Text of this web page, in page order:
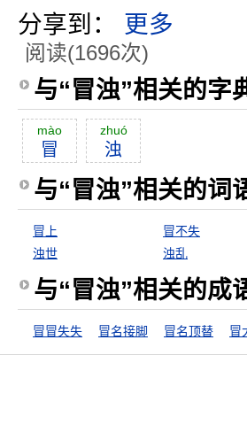
分享到： 更多
阅读(1696次)
与“冒浊”相关的字
mào
冒
zhuó
浊
与“冒浊”相关的词
冒上 冒不失
浊世
浊乱
与“冒浊”相关的成
冒冒失失 冒名接脚 冒名顶替 冒